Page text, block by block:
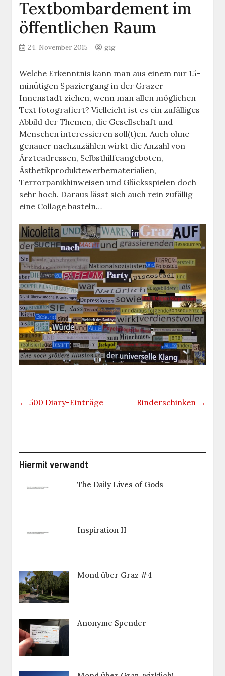
Textbombardement im
öffentlichen Raum
24. November 2015 gig
Welche Erkenntnis kann man aus einem nur 15-
minütigen Spaziergang in der Grazer
Innenstadt ziehen, wenn man allen möglichen
Text fotografiert? Vielleicht ist es ein zufälliges
Abbild der Themen, die Gesellschaft und
Menschen interessieren soll(t)en. Auch ohne
genauer nachzuzählen wirkt die Anzahl von
Ärzteadressen, Selbsthilfeangeboten,
Ästhetikproduktewerbematerialien,
Terrorpanikhinweisen und Glücksspielen doch
sehr hoch. Daraus lässt sich auch rein zufällig
eine Collage basteln…
← 500 Diary-Einträge Rinderschinken →
Hiermit verwandt
The Daily Lives of Gods
Inspiration II
Mond über Graz #4
Anonyme Spender